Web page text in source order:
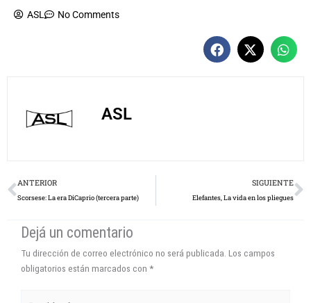
ASL No Comments
ASL
Prev
ANTERIOR
Scorsese: La era DiCaprio (tercera parte)
SIGUIENTE
Elefantes, La vida en los pliegues
Dejá un comentario
Tu dirección de correo electrónico no será publicada. Los campos
obligatorios están marcados con *